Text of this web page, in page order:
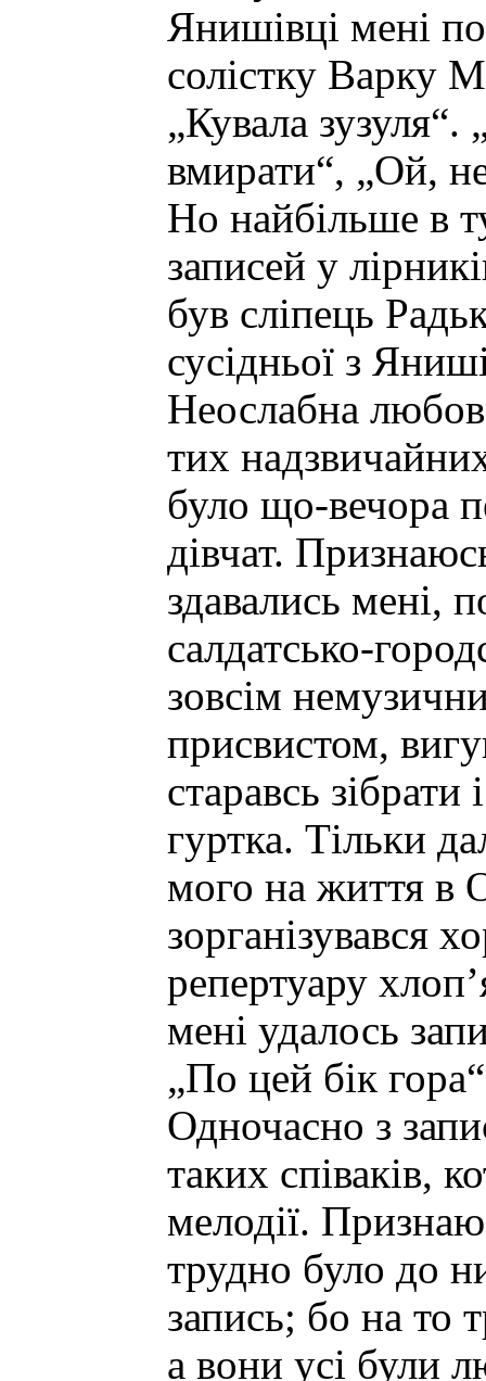
Янишівці мені
солістку Варку
„Кувала
вмирати“, „Ой,
Но найбільше в
записей у
був сліпець
сусідньої з
Неослабна любов
тих
було що-вечора
дівчат.
здавались мені,
салдатсько-
зовсім
присвистом,
старавсь
гуртка. Тільки
мого на життя в
зорганізувався
репертуару
мені удалось
„По цей бік
Одночасно з
таких співаків,
мелодії.
трудно було до
запись; бо на то
а вони усі були